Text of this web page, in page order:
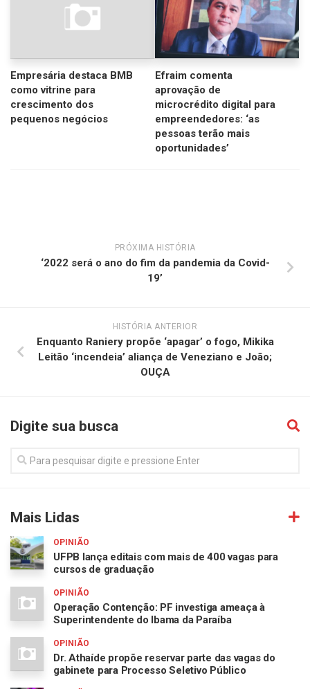
Empresária destaca BMB
como vitrine para
crescimento dos
pequenos negócios
Efraim comenta
aprovação de
microcrédito digital para
empreendedores: ‘as
pessoas terão mais
oportunidades’
PRÓXIMA HISTÓRIA
‘2022 será o ano do fim da pandemia da Covid-
19’
HISTÓRIA ANTERIOR
Enquanto Raniery propõe ‘apagar’ o fogo, Mikika
Leitão ‘incendeia’ aliança de Veneziano e João;
OUÇA
Digite sua busca
Mais Lidas
OPINIÃO
UFPB lança editais com mais de 400 vagas para
cursos de graduação
OPINIÃO
Operação Contenção: PF investiga ameaça à
Superintendente do Ibama da Paraíba
OPINIÃO
Dr. Athaíde propõe reservar parte das vagas do
gabinete para Processo Seletivo Público